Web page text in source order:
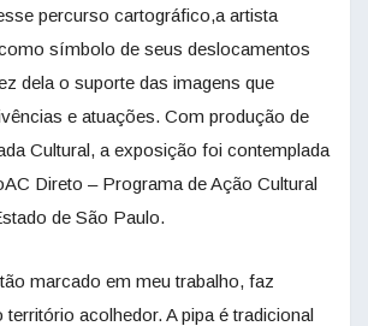
percurso cartográfico,a artista
símbolo de seus deslocamentos
dela o suporte das imagens que
e atuações. Com produção de
Cultural, a exposição foi contemplada
Direto – Programa de Ação Cultural
de São Paulo.
marcado em meu trabalho, faz
território acolhedor. A pipa é tradicional